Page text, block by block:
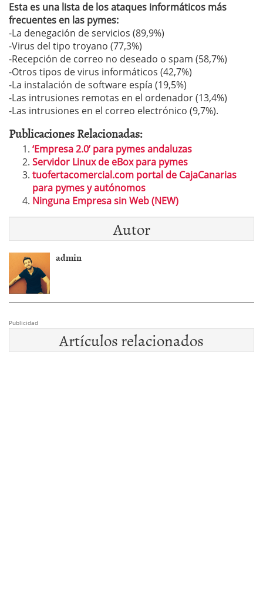
Esta es una lista de los ataques informáticos más
frecuentes en las pymes:
-La denegación de servicios (89,9%)
-Virus del tipo troyano (77,3%)
-Recepción de correo no deseado o spam (58,7%)
-Otros tipos de virus informáticos (42,7%)
-La instalación de software espía (19,5%)
-Las intrusiones remotas en el ordenador (13,4%)
-Las intrusiones en el correo electrónico (9,7%).
Publicaciones Relacionadas:
‘Empresa 2.0’ para pymes andaluzas
Servidor Linux de eBox para pymes
tuofertacomercial.com portal de CajaCanarias
para pymes y autónomos
Ninguna Empresa sin Web (NEW)
Autor
admin
Publicidad
Artículos relacionados